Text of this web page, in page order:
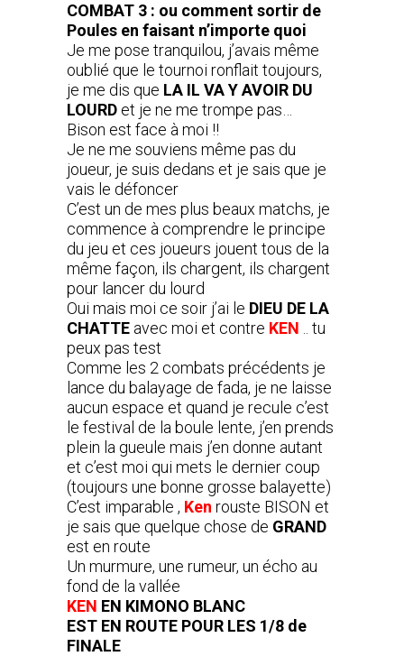
COMBAT 3 : ou comment sortir de
Poules en faisant n’importe quoi
Je me pose tranquilou, j’avais même
oublié que le tournoi ronflait toujours,
je me dis que LA IL VA Y AVOIR DU
LOURD et je ne me trompe pas…
Bison est face à moi !!
Je ne me souviens même pas du
joueur, je suis dedans et je sais que je
vais le défoncer
C’est un de mes plus beaux matchs, je
commence à comprendre le principe
du jeu et ces joueurs jouent tous de la
même façon, ils chargent, ils chargent
pour lancer du lourd
Oui mais moi ce soir j’ai le DIEU DE LA
CHATTE avec moi et contre KEN .. tu
peux pas test
Comme les 2 combats précédents je
lance du balayage de fada, je ne laisse
aucun espace et quand je recule c’est
le festival de la boule lente, j’en prends
plein la gueule mais j’en donne autant
et c’est moi qui mets le dernier coup
(toujours une bonne grosse balayette)
C’est imparable , Ken rouste BISON et
je sais que quelque chose de GRAND
est en route
Un murmure, une rumeur, un écho au
fond de la vallée
KEN EN KIMONO BLANC
EST EN ROUTE POUR LES 1/8 de
FINALE